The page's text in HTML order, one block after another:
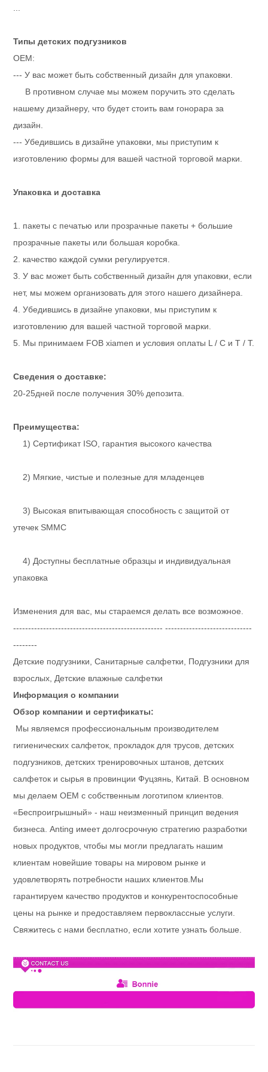
...
Типы детских подгузников
OEM:
--- У вас может быть собственный дизайн для упаковки.
В противном случае мы можем поручить это сделать
нашему дизайнеру, что будет стоить вам гонорара за
дизайн.
--- Убедившись в дизайне упаковки, мы приступим к
изготовлению формы для вашей частной торговой марки.
Упаковка и доставка
1. пакеты с печатью или прозрачные пакеты + большие
прозрачные пакеты или большая коробка.
2. качество каждой сумки регулируется.
3. У вас может быть собственный дизайн для упаковки, если
нет, мы можем организовать для этого нашего дизайнера.
4. Убедившись в дизайне упаковки, мы приступим к
изготовлению для вашей частной торговой марки.
5. Мы принимаем FOB xiamen и условия оплаты L / C и T / T.
Сведения о доставке:
20-25дней после получения 30% депозита.
Преимущества:
1) Сертификат ISO, гарантия высокого качества
2) Мягкие, чистые и полезные для младенцев
3) Высокая впитывающая способность с защитой от
утечек SMMC
4) Доступны бесплатные образцы и индивидуальная
упаковка
Изменения для вас, мы стараемся делать все возможное.
-------------------------------------------------- -----------------------------
--------
Детские подгузники, Санитарные салфетки, Подгузники для
взрослых, Детские влажные салфетки
Информация о компании
Обзор компании и сертификаты:
Мы являемся профессиональным производителем
гигиенических салфеток, прокладок для трусов, детских
подгузников, детских тренировочных штанов, детских
салфеток и сырья в провинции Фуцзянь, Китай. В основном
мы делаем OEM с собственным логотипом клиентов.
«Беспроигрышный» - наш неизменный принцип ведения
бизнеса. Anting имеет долгосрочную стратегию разработки
новых продуктов, чтобы мы могли предлагать нашим
клиентам новейшие товары на мировом рынке и
удовлетворять потребности наших клиентов.Мы
гарантируем качество продуктов и конкурентоспособные
цены на рынке и предоставляем первоклассные услуги.
Свяжитесь с нами бесплатно, если хотите узнать больше.